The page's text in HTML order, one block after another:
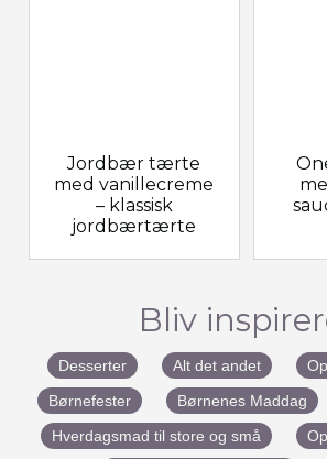
Jordbær tærte
med vanillecreme
– klassisk
jordbærtærte
Bliv
Desserter Alt det andet
Børnefester
Børnenes Maddag
Hverdagsmad til store og små